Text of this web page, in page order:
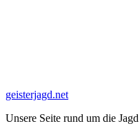
geisterjagd.net
Unsere Seite rund um die